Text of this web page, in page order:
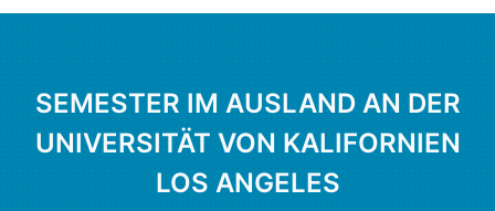
SEMESTER IM AUSLAND AN DER
UNIVERSITÄT VON KALIFORNIEN
LOS ANGELES